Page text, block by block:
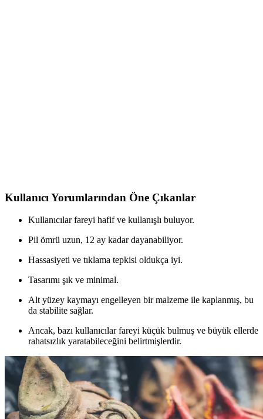
Kullanıcı Yorumlarından Öne Çıkanlar
Kullanıcılar fareyi hafif ve kullanışlı buluyor.
Pil ömrü uzun, 12 ay kadar dayanabiliyor.
Hassasiyeti ve tıklama tepkisi oldukça iyi.
Tasarımı şık ve minimal.
Alt yüzey kaymayı engelleyen bir malzeme ile kaplanmış, bu
da stabilite sağlar.
Ancak, bazı kullanıcılar fareyi küçük bulmuş ve büyük ellerde
rahatsızlık yaratabileceğini belirtmişlerdir.